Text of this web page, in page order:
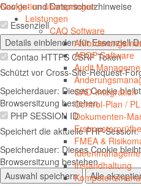
Cookie- und Datenschutzhinweise
Essenziell
Details einblendenfür Essenziell
Contao HTTPS CSRF Token
Schützt vor Cross-Site-Request-
Speicherdauer: Dieses Cookie
Browsersitzung bestehen.
PHP SESSION ID
Speichert die aktuelle PHP-Session.
Speicherdauer: Dieses Cookie
Browsersitzung bestehen.
Auswahl speichern
Alle
Navigation überspringen
Leistungen
CAQ Software
APQP Software
Audit
CAD-Integration
Control-Plan /
Dokumenten-
FMEA &
Instandhaltung